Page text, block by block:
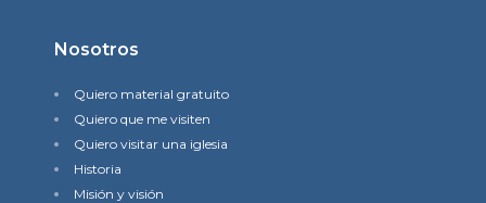
Nosotros
Quiero material gratuito
Quiero que me visiten
Quiero visitar una iglesia
Historia
Misión y visión